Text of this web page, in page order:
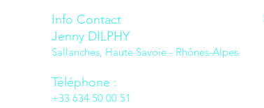
Info Contact
Jenny DILPHY
Sallanches, Haute Savoie - Rhônes-Alpes
Téléphone :
+33 634 50 00 51